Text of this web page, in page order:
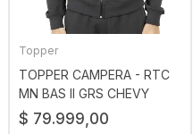
Topper
TOPPER CAMPERA - RTC
MN BAS II GRS CHEVY
$ 79.999,00